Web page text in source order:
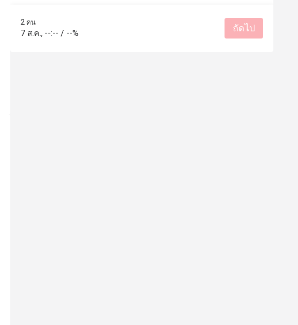
Food cuisine mix is reasonable at this price.
Quiet and good place for gathering or family.
perfect!!!
รสชาติอร่อย
ราคาสมเหตุสม
2 คน
7 ส.ค., --:-- / --% ถัดไป